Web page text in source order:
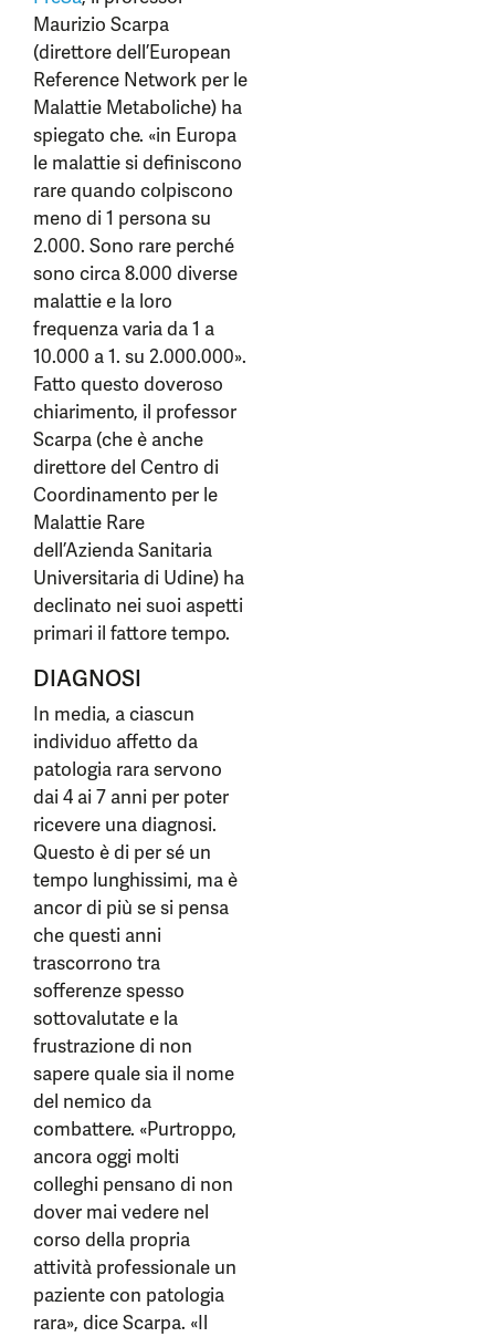
Maurizio Scarpa
(direttore dell’European
Reference Network per le
Malattie Metaboliche) ha
spiegato che. «in Europa
le malattie si definiscono
rare quando colpiscono
meno di 1 persona su
2.000. Sono rare perché
sono circa 8.000 diverse
malattie e la loro
frequenza varia da 1 a
10.000 a 1. su 2.000.000».
Fatto questo doveroso
chiarimento, il professor
Scarpa (che è anche
direttore del Centro di
Coordinamento per le
Malattie Rare
dell’Azienda Sanitaria
Universitaria di Udine) ha
declinato nei suoi aspetti
primari il fattore tempo.
DIAGNOSI
In media, a ciascun
individuo affetto da
patologia rara servono
dai 4 ai 7 anni per poter
ricevere una diagnosi.
Questo è di per sé un
tempo lunghissimi, ma è
ancor di più se si pensa
che questi anni
trascorrono tra
sofferenze spesso
sottovalutate e la
frustrazione di non
sapere quale sia il nome
del nemico da
combattere. «Purtroppo,
ancora oggi molti
colleghi pensano di non
dover mai vedere nel
corso della propria
attività professionale un
paziente con patologia
rara», dice Scarpa. «Il